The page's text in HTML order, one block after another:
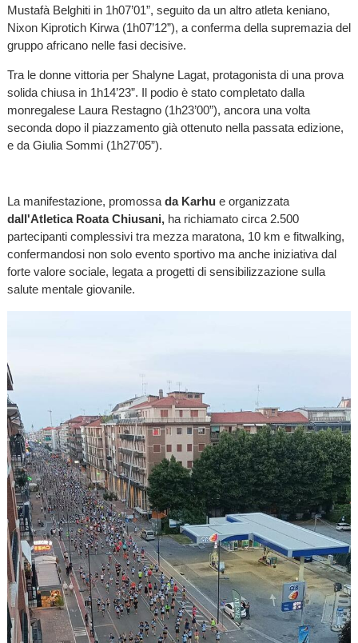
Mustafà Belghiti in 1h07’01”, seguito da un altro atleta keniano,
Nixon Kiprotich Kirwa (1h07’12”), a conferma della supremazia del
gruppo africano nelle fasi decisive.
Tra le donne vittoria per Shalyne Lagat, protagonista di una prova
solida chiusa in 1h14’23”. Il podio è stato completato dalla
monregalese Laura Restagno (1h23’00”), ancora una volta
seconda dopo il piazzamento già ottenuto nella passata edizione,
e da Giulia Sommi (1h27’05”).
La manifestazione, promossada Karhu e organizzata
dall'Atletica Roata Chiusani,ha richiamato circa 2.500
partecipanti complessivi tra mezza maratona, 10 km e fitwalking,
confermandosi non solo evento sportivo ma anche iniziativa dal
forte valore sociale, legata a progetti di sensibilizzazione sulla
salute mentale giovanile.